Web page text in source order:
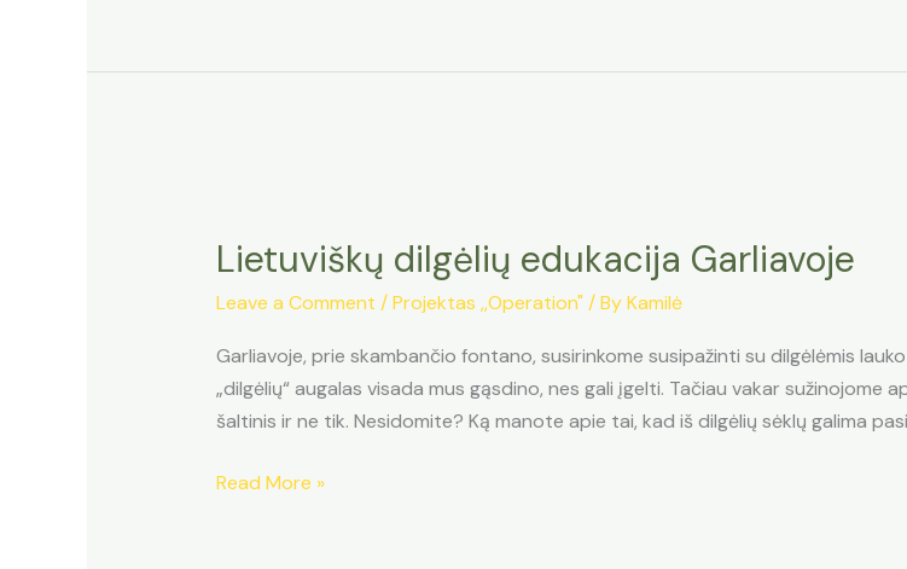
rajone
Lietuviškų dilgėlių edukacija Garliavoje
Leave a Comment /Projektas ,,Operation" / ByKamilė
Garliavoje, prie skambančio fontano, susirinkome susipažinti su dilgėlėmis
„dilgėlių“ augalas visada mus gąsdino, nes gali įgelti. Tačiau vakar sužinojome
šaltinis ir ne tik. Nesidomite? Ką manote apie tai, kad iš dilgėlių sėklų galima
Lietuviškų
Read More »